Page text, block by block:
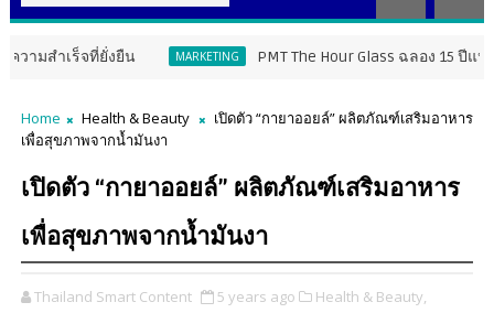
ที่ยั่งยืน MARKETING PMT The Hour Glass ฉลอง 15 ปีแห่งความร่วมมื
Home Health & Beauty
เปิดตัว “กายาออยล์” ผลิตภัณฑ์เสริมอาหาร
เพื่อสุขภาพจากน้ำมันงา
เปิดตัว “กายาออยล์” ผลิตภัณฑ์เสริมอาหาร
เพื่อสุขภาพจากน้ำมันงา
Thailand Smart Content 5 years ago Health & Beauty,